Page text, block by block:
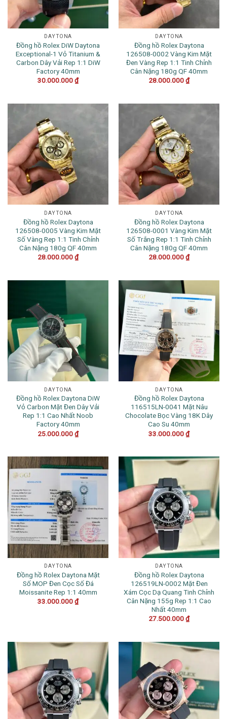
DAYTONA
Đồng hồ Rolex DiW Daytona
Exceptional-1 Vỏ Titanium &
Carbon Dây Vải Rep 1:1 DiW
Factory 40mm
30.000.000₫
DAYTONA
Đồng hồ Rolex Daytona
126508-0002 Vàng Kim Mặt
Đen Vàng Rep 1:1 Tinh Chỉnh
Cân Nặng 180g QF 40mm
28.000.000₫
DAYTONA
Đồng hồ Rolex Daytona
126508-0005 Vàng Kim Mặt
Số Vàng Rep 1:1 Tinh Chỉnh
Cân Nặng 180g QF 40mm
28.000.000₫
DAYTONA
Đồng hồ Rolex Daytona
126508-0001 Vàng Kim Mặt
Số Trắng Rep 1:1 Tinh Chỉnh
Cân Nặng 180g QF 40mm
28.000.000₫
DAYTONA
Đồng hồ Rolex Daytona DiW
Vỏ Carbon Mặt Đen Dây Vải
Rep 1:1 Cao Nhất Noob
Factory 40mm
25.000.000₫
DAYTONA
Đồng hồ Rolex Daytona
116515LN-0041 Mặt Nâu
Chocolate Bọc Vàng 18K Dây
Cao Su 40mm
33.000.000₫
DAYTONA
Đồng hồ Rolex Daytona Mặt
Số MOP Đen Cọc Số Đá
Moissanite Rep 1:1 40mm
33.000.000₫
DAYTONA
Đồng hồ Rolex Daytona
126519LN-0002 Mặt Đen
Xám Cọc Dạ Quang Tinh Chỉnh
Cân Nặng 155g Rep 1:1 Cao
Nhất 40mm
27.500.000₫